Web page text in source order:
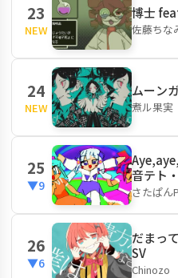
23
NEW
博士
佐藤ちな
24
NEW
ムーン
煮ル果実
25
▼9
音テト
さたぱんP
26
▼6
だまっ
SV
Chinozo